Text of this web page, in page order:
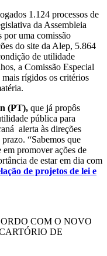
1.124 processos de
da Assembleia
por uma comissão
do site da Alep, 5.864
de utilidade
a Comissão Especial
rígidos os critérios
(PT), que já propôs
pública para
alerta às direções
“Sabemos que
promover ações de
de estar em dia com
de projetos de lei e
COM O NOVO
DE